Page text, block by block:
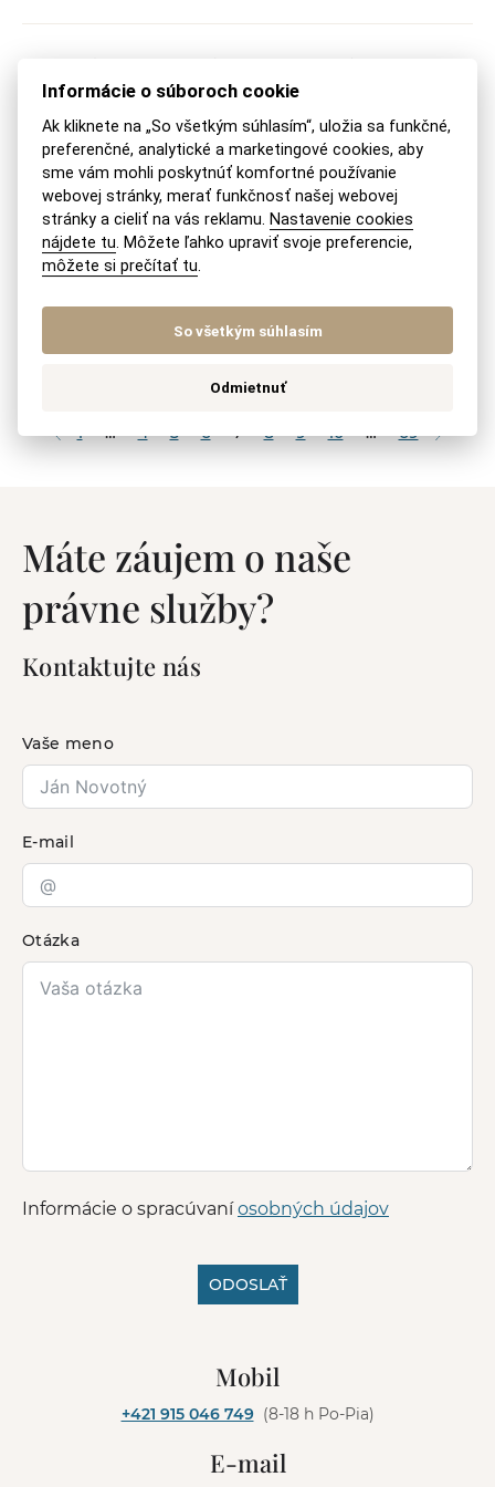
Agentúra dočasného zamestnávania
v zahraničí
14. 05. 2026 PRACOVNÉ AGENTÚRY
Chceli by sme sa viac informovať ohľadne Agentúry
dočasného zamestnávania. Pretože my ako firma sa
zaoberáme realizáciou montážnych projektov v...
PREČÍTAŤ ODPOVEĎ
1
… 4 5 6 7 8 9 10 … 69
Máte záujem o naše
právne služby?
Kontaktujte nás
Vaše meno
E-mail
Otázka
Informácie o spracúvaníosobných údajov
ODOSLAŤ
Mobil
+421 915 046 749 (8-18 h Po-Pia)
E-mail
Informácie o súboroch cookie
Ak kliknete na „So všetkým súhlasím“, uložia sa funkčné,
preferenčné, analytické a marketingové cookies, aby
sme vám mohli poskytnúť komfortné používanie
webovej stránky, merať funkčnosť našej webovej
stránky a cieliť na vás reklamu. Nastavenie cookies
nájdete tu. Môžete ľahko upraviť svoje preferencie,
môžete si prečítať tu.
So všetkým súhlasím
Odmietnuť